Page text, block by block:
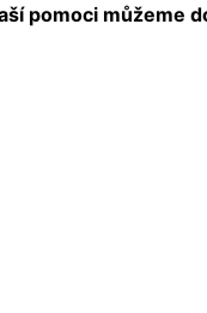
pomoci můžeme